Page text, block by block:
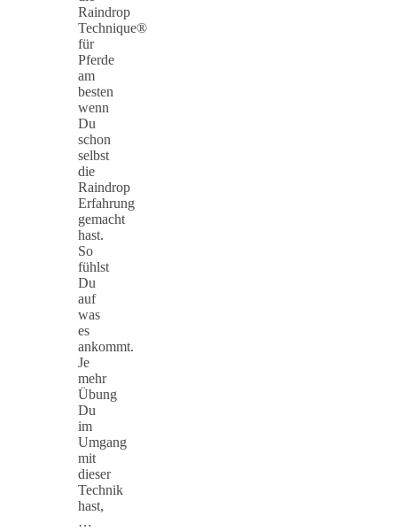
Raindrop
Technique®
für
Pferde
am
besten
wenn
Du
schon
selbst
die
Raindrop
Erfahrung
gemacht
hast.
So
fühlst
Du
auf
was
es
ankommt.
Je
mehr
Übung
Du
im
Umgang
mit
dieser
Technik
hast,
…